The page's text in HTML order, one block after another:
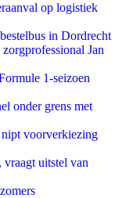
op logistiek
in Dordrecht
Jan
1-seizoen
onder grens met
voorverkiezing
uitstel van